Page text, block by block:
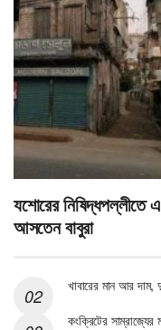
যশোরের
আসতেন বাবুরা
খাবারের মান আর দাম,
কংক্রিটের সাম্রাজ্যের